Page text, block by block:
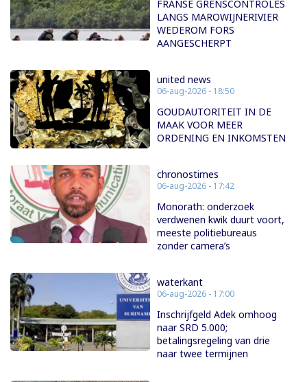
FRANSE GRENSCONTROLES
LANGS MAROWIJNERIVIER
WEDEROM FORS
AANGESCHERPT
united news
06-aug-2026 - 18:50
GOUDAUTORITEIT IN DE
MAAK VOOR MEER
ORDENING EN INKOMSTEN
chronostimes
06-aug-2026 - 17:42
Monorath: onderzoek
verdwenen kwik duurt voort,
meeste politiebureaus
zonder camera’s
waterkant
06-aug-2026 - 17:00
Inschrijfgeld Adek omhoog
naar SRD 5.000;
betalingsregeling van drie
naar twee termijnen